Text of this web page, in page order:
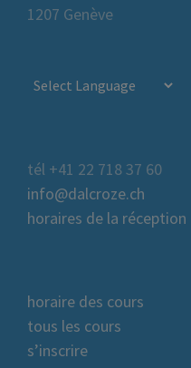
1207 Genève
tél +41 22 718 37 60
info@dalcroze.ch
horaires de la réception
horaire des cours
tous les cours
s’inscrire